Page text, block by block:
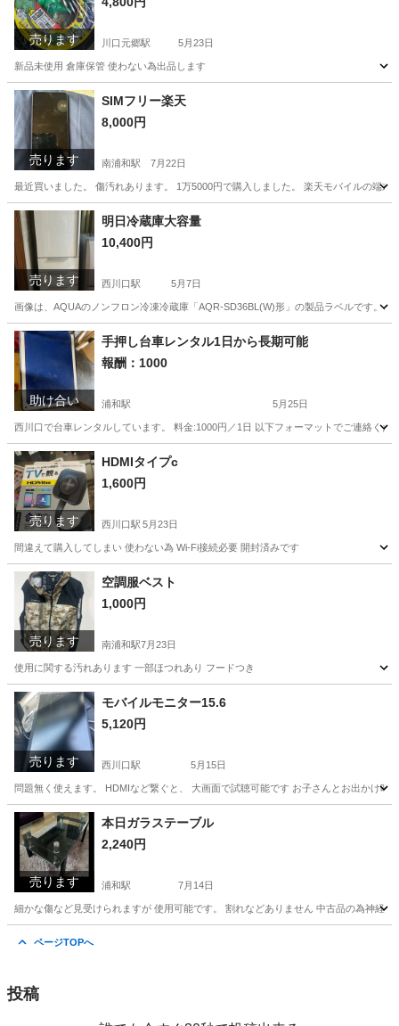
売ります 川口元郷駅 5月23日
新品未使用 倉庫保管 使わない為出品します
埼玉 川口市 川口元郷駅 その他
売ります
SIMフリー楽天
8,000円
南浦和駅 7月22日
最近買いました。 傷汚れあります。 1万5000円で購入しました。 楽天モバイルの端
埼玉 さいたま市 南浦和駅 その他
売ります
明日冷蔵庫大容量
10,400円
西川口駅 5月7日
画像は、AQUAのノンフロン冷凍冷蔵庫「AQR-SD36BL(W)形」の製品ラベルです。
埼玉 川口市 西川口駅 キッチン家電 汚れ
助け合い
手押し台車レンタル1日から長期可能
報酬：1000
浦和駅 5月25日
西川口で台車レンタルしています。 料金:1000円／1日 以下フォーマットでご連絡
埼玉 さいたま市 浦和駅
売ります
HDMIタイプc
1,600円
西川口駅 5月23日
間違えて購入してしまい 使わない為 Wi-Fi接続必要 開封済みです
埼玉 川口市 西川口駅
売ります
空調服ベスト
1,000円
南浦和駅7月23日
使用に関する汚れあります 一部ほつれあり フードつき
埼玉 さいたま市 南浦和駅
売ります
モバイルモニター15.6
5,120円
西川口駅 5月15日
問題無く使えます。 HDMIなど繋ぐと、 大画面で試聴可能です お子さんとお出かけ時
埼玉 川口市 西川口駅 その他
売ります
本日ガラステーブル
2,240円
浦和駅 7月14日
細かな傷など見受けられますが 使用可能です。 割れなどありません 中古品の為神経質
ページTOPへ
投稿